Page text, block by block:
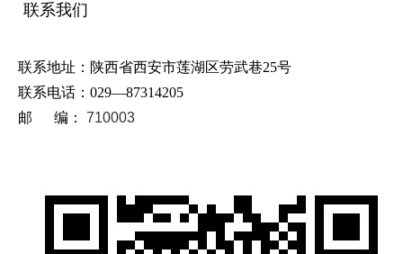
联系我们
联系地址：陕西省西安市莲湖区劳武巷25号
联系电话：029—87314205
邮 编： 710003